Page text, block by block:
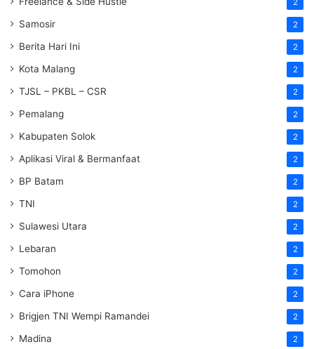
2
Samosir 2
Berita Hari Ini 2
Kota Malang 2
TJSL – PKBL – CSR 2
Pemalang 2
Kabupaten Solok 2
Aplikasi Viral & Bermanfaat 2
BP Batam 2
TNI 2
Sulawesi Utara 2
Lebaran 2
Tomohon 2
Cara iPhone 2
Brigjen TNI Wempi Ramandei 2
Madina 2